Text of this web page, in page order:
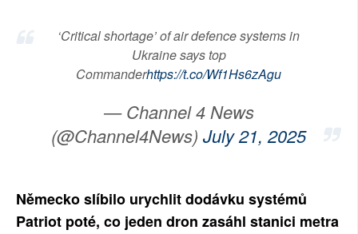
SOCIÁLNÍ SÍTĚ‘Critical shortage’ of air defence systems in
Ukraine says top
Commanderhttps://t.co/Wf1Hs6zAgu
— Channel 4 News
(@Channel4News) July 21, 2025
Německo slíbilo urychlit dodávku systémů
Patriot poté, co jeden dron zasáhl stanici metra